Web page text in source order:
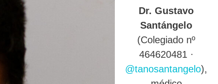
Dr. Gustavo
Santángelo
(Colegiado nº
464620481 ·
@tanosantangelo),